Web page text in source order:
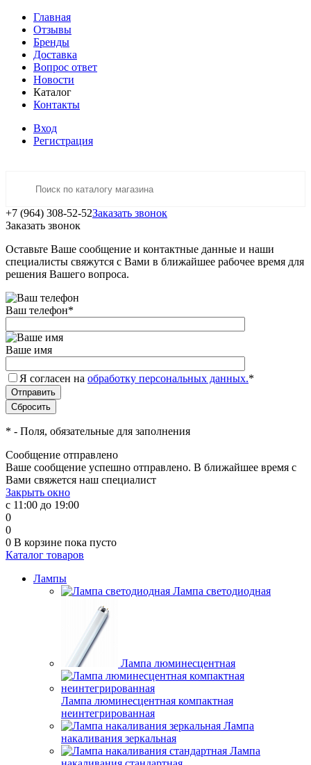
Главная
Отзывы
Бренды
Доставка
Вопрос ответ
Новости
Каталог
Контакты
Вход
Регистрация
+7 (964) 308-52-52Заказать звонок
Заказать звонок
Оставьте Ваше сообщение и контактные данные и наши
специалисты свяжутся с Вами в ближайшее рабочее время для
решения Вашего вопроса.
Ваш телефон*
Ваше имя
Я согласен на обработку персональных данных.*
* - Поля, обязательные для заполнения
Сообщение отправлено
Ваше сообщение успешно отправлено. В ближайшее время с
Вами свяжется наш специалист
Закрыть окно
с 11:00 до 19:00
0
0
0 В корзине пока пусто
Каталог товаров
Лампы
Лампа светодиодная
Лампа люминесцентная
Лампа люминесцентная компактная
неинтегрированная
Лампа
накаливания зеркальная
Лампа